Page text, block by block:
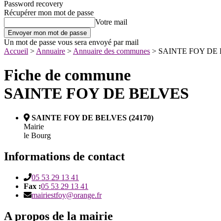
Password recovery
Récupérer mon mot de passe
Votre mail
Un mot de passe vous sera envoyé par mail
Accueil > Annuaire > Annuaire des communes > SAINTE FOY DE
Fiche de commune
SAINTE FOY DE BELVES
SAINTE FOY DE BELVES (24170)
Mairie
le Bourg
Informations de contact
05 53 29 13 41
Fax :05 53 29 13 41
mairiestfoy@orange.fr
A propos de la mairie